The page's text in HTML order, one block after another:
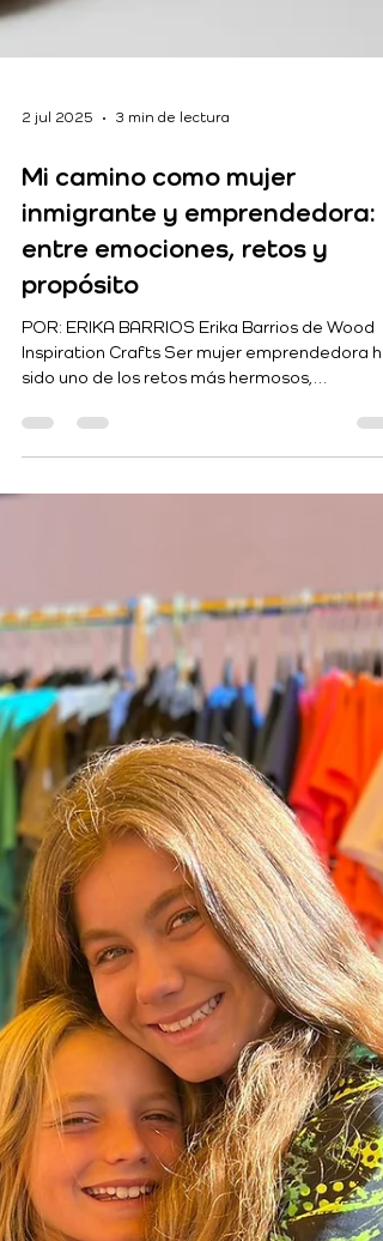
2 jul 2025 3 min de lectura
Mi camino como mujer
inmigrante y emprendedora:
propósito
POR: ERIKA BARRIOS Erika Barrios de Wood
desafiantes y...